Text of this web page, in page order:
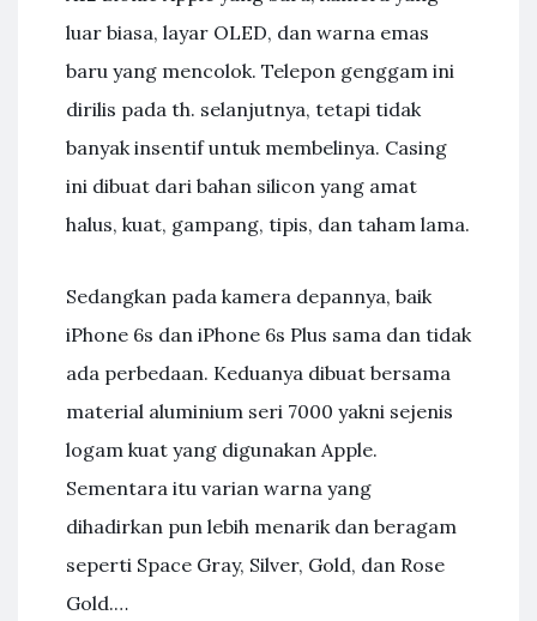
luar biasa, layar OLED, dan warna emas
baru yang mencolok. Telepon genggam ini
dirilis pada th. selanjutnya, tetapi tidak
banyak insentif untuk membelinya. Casing
ini dibuat dari bahan silicon yang amat
halus, kuat, gampang, tipis, dan taham lama.
Sedangkan pada kamera depannya, baik
iPhone 6s dan iPhone 6s Plus sama dan tidak
ada perbedaan. Keduanya dibuat bersama
material aluminium seri 7000 yakni sejenis
logam kuat yang digunakan Apple.
Sementara itu varian warna yang
dihadirkan pun lebih menarik dan beragam
seperti Space Gray, Silver, Gold, dan Rose
Gold.…